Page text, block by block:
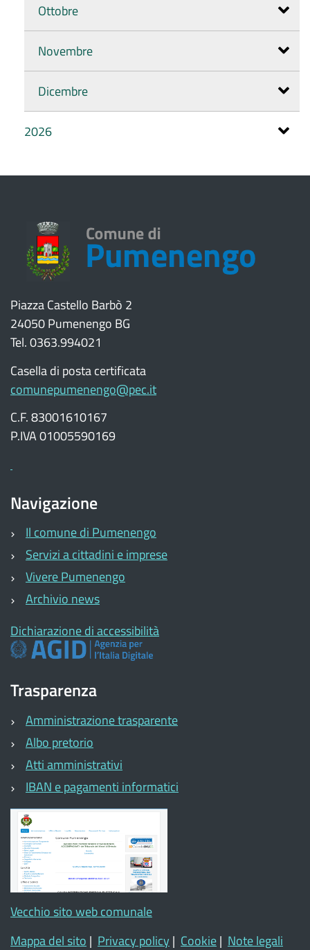
Ottobre
Novembre
Dicembre
2026
Piazza Castello Barbò 2
24050 Pumenengo BG
Tel. 0363.994021
Casella di posta certificata
comunepumenengo@pec.it
C.F. 83001610167
P.IVA 01005590169
Navigazione
Il comune di Pumenengo
Servizi a cittadini e imprese
Vivere Pumenengo
Archivio news
Dichiarazione di accessibilità
Trasparenza
Amministrazione trasparente
Albo pretorio
Atti amministrativi
IBAN e pagamenti informatici
Vecchio sito web comunale
Mappa del sito | Privacy policy | Cookie| Note legali